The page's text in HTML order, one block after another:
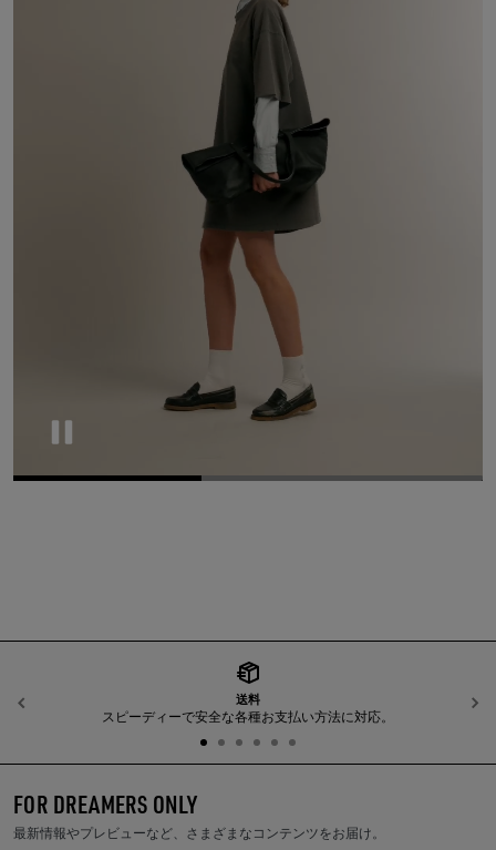
送料
スピーディーで安全な各種お支払い方法に対応。
前へ
FOR DREAMERS ONLY
最新情報やプレビューなど、さまざまなコンテンツをお届け。